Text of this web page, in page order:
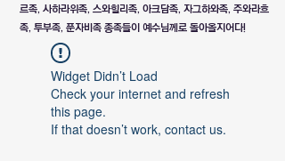
르족, 사하라위족, 스와힐리족, 아크담족, 자그하와족, 주와라흐
족, 투부족, 푼자비족 종족들이 예수님께로 돌아올지어다!
Widget Didn’t Load
Check your internet and refresh
this page.
If that doesn’t work, contact us.